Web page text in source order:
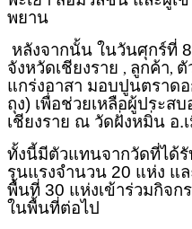
พยาน
หลังจากนั้น ในวันศุกร์ที่
จังหวัดเชียงราย , ลูกค้า, ตั
แกร่งอาสา มอบปูนตราด
ถุง) เพื่อช่วยเหลือผู้ประส
เชียงราย ณ วัดฝั่งหมิ่น อ.
ทั้งนี้มีตัวแทนจากวัดที่ได้
รุนแรงจำนวน 20 แห่ง แ
พื้นที่ 30 แห่งเข้าร่วมกิจก
ในพื้นที่ต่อไป